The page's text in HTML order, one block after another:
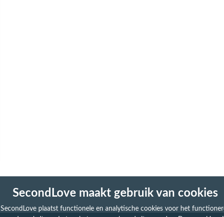
SecondLove maakt gebruik van cookies
SecondLove plaatst functionele en analytische cookies voor het